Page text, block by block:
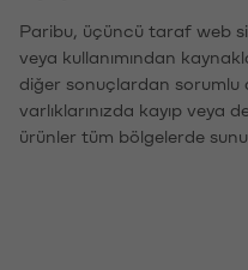
Paribu, üçüncü taraf web
veya kullanımından
diğer sonuçlardan sorumlu
varlıklarınızda kayıp veya
ürünler tüm bölgelerde